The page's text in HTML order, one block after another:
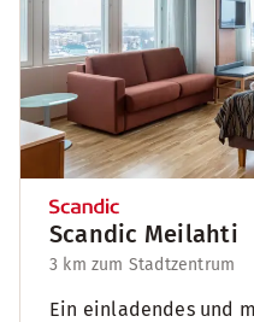
Scandic Meilahti
3 km zum Stadtzentrum
Ein einladendes und